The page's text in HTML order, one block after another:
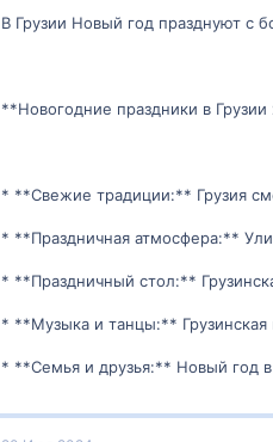
В Грузии Новый год празднуют с
**Новогодние праздники в
* **Свежие традиции:** Грузия
* **Праздничная атмосфера:**
* **Праздничный стол:**
* **Музыка и танцы:**
* **Семья и друзья:** Новый год